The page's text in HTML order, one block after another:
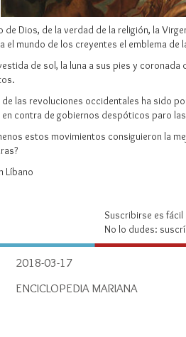
de Dios, de la verdad de la religión, la
el mundo de los creyentes el emblema
de sol, la luna a sus pies y
las revoluciones occidentales ha sido
contra de gobiernos despóticos paro
estos movimientos consiguieron la
Líbano
Suscribirse es
No lo dudes:
2018-03-17
ENCICLOPEDIA MARIANA